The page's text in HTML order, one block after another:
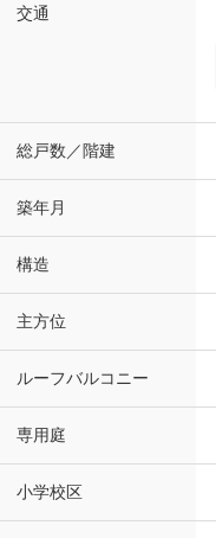
交通
総戸数／階建
築年月
構造
主方位
ルーフバルコニー
専用庭
小学校区